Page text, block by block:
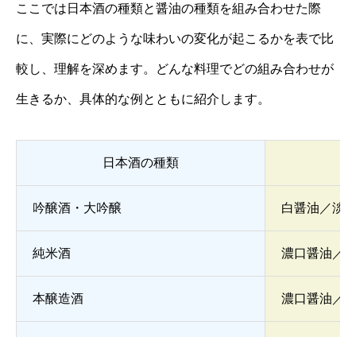
ここでは日本酒の種類と醤油の種類を組み合わせた際
に、実際にどのような味わいの変化が起こるかを表で比
較し、理解を深めます。どんな料理でどの組み合わせが
生きるか、具体的な例とともに紹介します。
日本酒の種類
吟醸酒・大吟醸 白醤油／淡
純米酒 濃口醤油／
本醸造酒 濃口醤油／